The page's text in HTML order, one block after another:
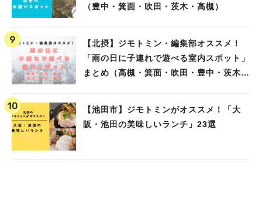
（豊中・箕面・吹田・茨木・高槻）
【北摂】ジモトミン・編集部オススメ！
「雨の日に子連れで遊べる室内スポット」
まとめ（高槻・箕面・吹田・豊中・茨木・
【池田市】ジモトミンがオススメ！「大
阪・池田の美味しいランチ」23選